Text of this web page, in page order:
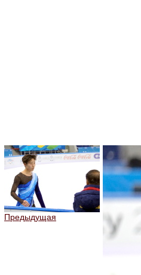
Предыдущая